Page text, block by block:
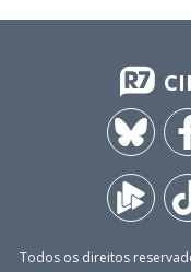
Todos os direitos